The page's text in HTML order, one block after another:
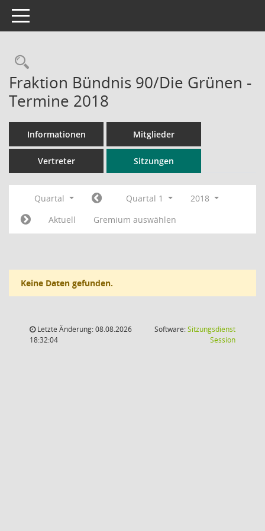
Toggle navigation
Rechercheauswahl
Fraktion Bündnis 90/Die Grünen -
Termine 2018
Informationen Mitglieder
Vertreter Sitzungen
Quartal Quartal 1
2018
Aktuell
Gremium auswählen
Keine Daten gefunden.
Letzte Änderung: 08.08.2026
18:32:04
Software:Sitzungsdienst
Session(Wird in